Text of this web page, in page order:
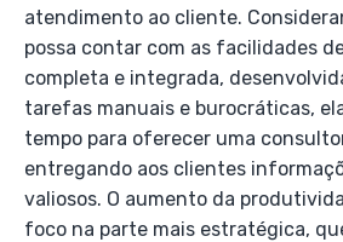
atendimento ao cliente.
possa contar com as facilidades
completa e integrada,
tarefas manuais e burocráticas,
tempo para oferecer uma
entregando aos clientes
valiosos. O aumento da
foco na parte mais estratégica,